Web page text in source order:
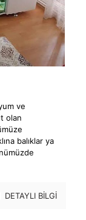
ve
olan
balıklar ya
DETAYLI BİLGİ